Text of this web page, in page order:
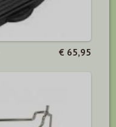
€ 65,95